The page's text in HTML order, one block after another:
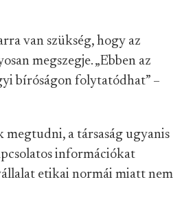
van szükség, hogy az
megszegje. „Ebben az
bíróságon folytatódhat” –
a társaság ugyanis
információkat
etikai normái miatt nem